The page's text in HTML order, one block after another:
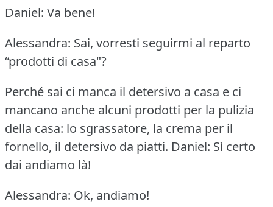
Daniel: Va bene!
Alessandra: Sai, vorresti seguirmi al reparto
“prodotti di casa"?
Perché sai ci manca il detersivo a casa e ci
mancano anche alcuni prodotti per la pulizia
della casa: lo sgrassatore, la crema per il
fornello, il detersivo da piatti. Daniel: Sì certo
dai andiamo là!
Alessandra: Ok, andiamo!